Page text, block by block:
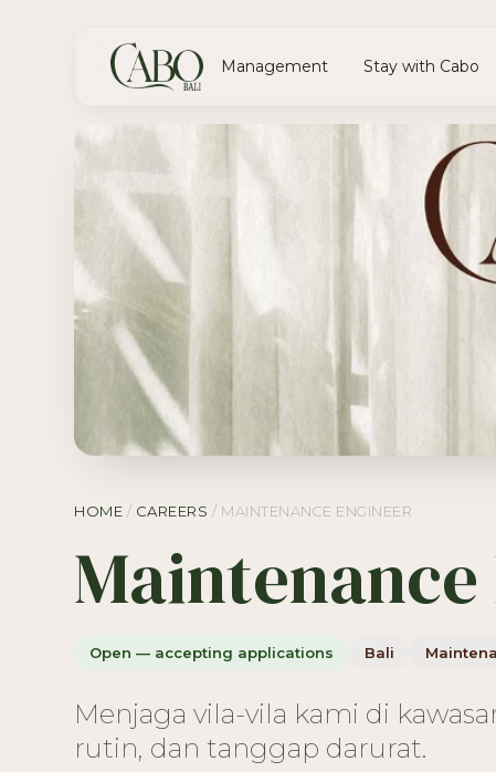
Management Stay with Cabo
HOME / CAREERS / MAINTENANCE ENGINEER
Open — accepting applications Bali
Menjaga vila-vila kami di
rutin, dan tanggap darurat.